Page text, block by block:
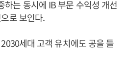
하는 동시에 IB 부문 수익성 개선
로 보인다.
세대 고객 유치에도 공을 들